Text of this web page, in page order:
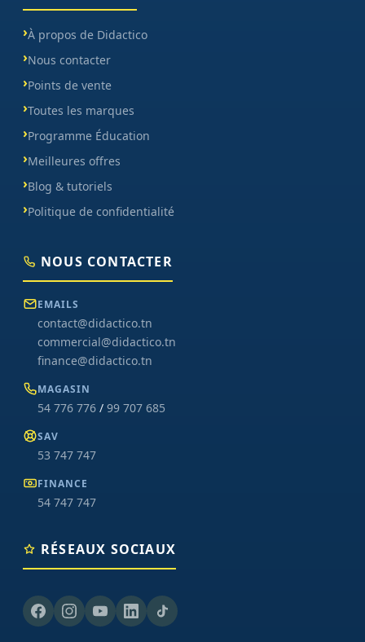
À propos de Didactico
Nous contacter
Points de vente
Toutes les marques
Programme Éducation
Meilleures offres
Blog & tutoriels
Politique de confidentialité
NOUS CONTACTER
EMAILS
contact@didactico.tn
commercial@didactico.tn
finance@didactico.tn
MAGASIN
54 776 776 / 99 707 685
SAV
53 747 747
FINANCE
54 747 747
RÉSEAUX SOCIAUX